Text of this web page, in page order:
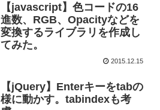
【javascript】色コードの16
進数、RGB、Opacityなどを
変換するライブラリを作成し
てみた。
2015.12.15
【jQuery】Enterキーをtabの
様に動かす。tabindexも考